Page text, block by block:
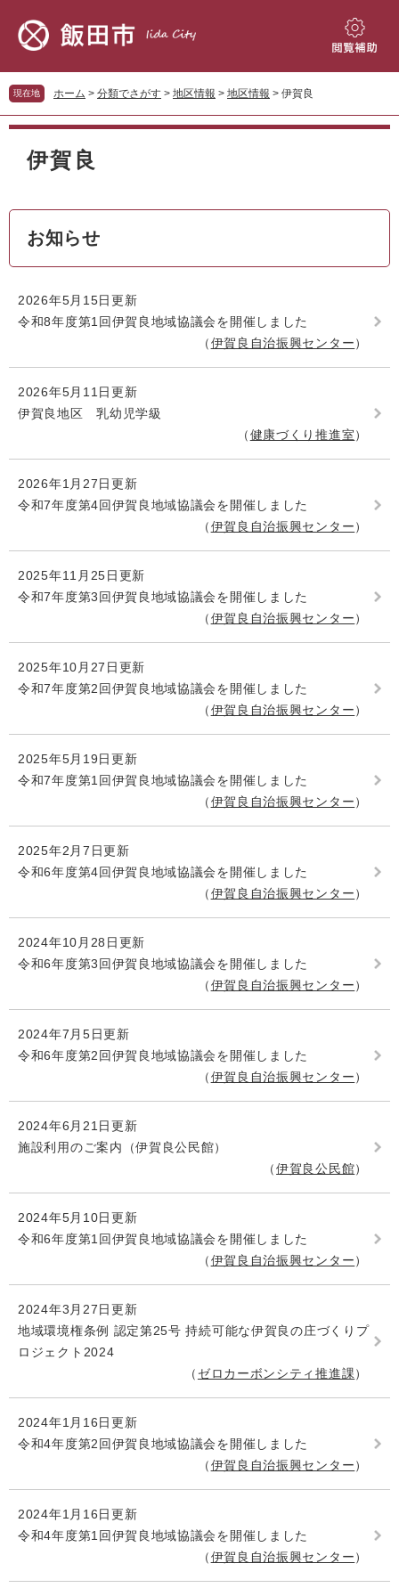
先
頭
を
飛
へ
閲
現在地 ホーム > 分類でさがす > 地区情報 > 地区情報 > 伊賀良
本
伊賀良
お知らせ
2026年5月15日更新
令和8年度第1回伊賀良地域協議会を開催しました
伊賀良自治振興センター
2026年5月11日更新
伊賀良地区 乳幼児学級
健康づくり推進室
2026年1月27日更新
令和7年度第4回伊賀良地域協議会を開催しました
伊賀良自治振興センター
2025年11月25日更新
令和7年度第3回伊賀良地域協議会を開催しました
伊賀良自治振興センター
2025年10月27日更新
令和7年度第2回伊賀良地域協議会を開催しました
伊賀良自治振興センター
2025年5月19日更新
令和7年度第1回伊賀良地域協議会を開催しました
伊賀良自治振興センター
2025年2月7日更新
令和6年度第4回伊賀良地域協議会を開催しました
伊賀良自治振興センター
2024年10月28日更新
令和6年度第3回伊賀良地域協議会を開催しました
伊賀良自治振興センター
2024年7月5日更新
令和6年度第2回伊賀良地域協議会を開催しました
伊賀良自治振興センター
2024年6月21日更新
施設利用のご案内（伊賀良公民館）
伊賀良公民館
2024年5月10日更新
令和6年度第1回伊賀良地域協議会を開催しました
伊賀良自治振興センター
2024年3月27日更新
地域環境権条例 認定第25号 持続可能な伊賀良の庄づくりプ
ロジェクト2024
ゼロカーボンシティ推進課
2024年1月16日更新
令和4年度第2回伊賀良地域協議会を開催しました
伊賀良自治振興センター
2024年1月16日更新
令和4年度第1回伊賀良地域協議会を開催しました
伊賀良自治振興センター